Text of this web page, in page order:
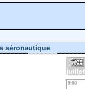
aéronautique
0:00